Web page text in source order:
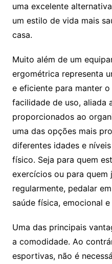
uma excelente
um estilo de vida mais
casa.
Muito além de um
ergométrica representa
e eficiente para manter
facilidade de uso, aliada
proporcionados ao
uma das opções mais
diferentes idades e
físico. Seja para quem
exercícios ou para
regularmente, pedalar
saúde física, emocional e
Uma das principais
a comodidade. Ao
esportivas, não é